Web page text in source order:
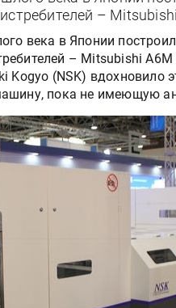
–
века в Японии
– Mitsubishi
Kogyo (NSK) вдохновило
пока не имеющую